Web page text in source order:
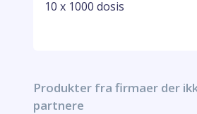
10 x 1000 dosis
Produkter fra firmaer der
partnere